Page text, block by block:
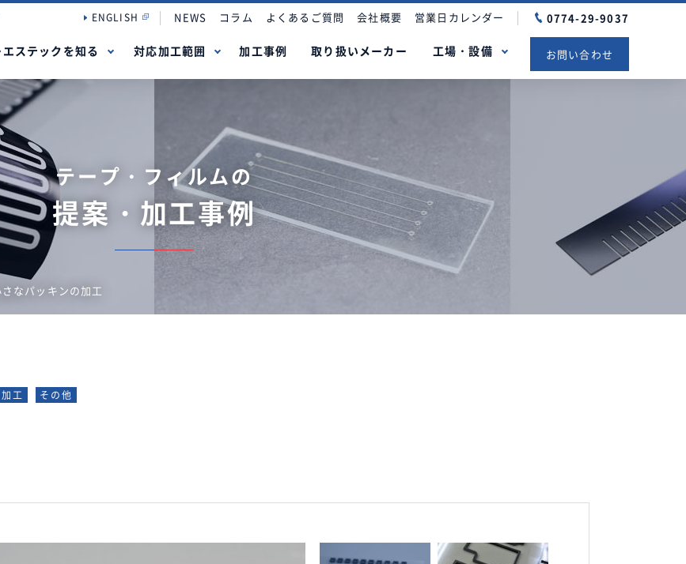
ENGLISH NEWS コラム よくあるご質問 会社概要 営業日カレンダー 0774-29-9037
エステックを知る 対応加工範囲 加工事例 取り扱いメーカー 工場・設備 お問い合わせ
テープ・フィルムの
提案・加工事例
なパッキンの加工
工 その他